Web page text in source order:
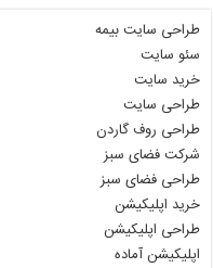
طراحی سایت بیمه
سئو سایت
خرید سایت
طراحی سایت
طراحی روف گاردن
شرکت فضای سبز
طراحی فضای سبز
خرید اپلیکیشن
طراحی اپلیکیشن
اپلیکیشن آماده